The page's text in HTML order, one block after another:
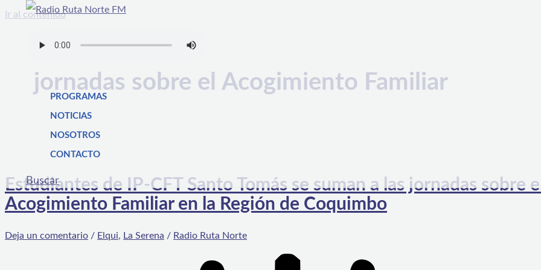
Ir al contenido
PROGRAMAS
NOTICIAS
NOSOTROS
CONTACTO
Buscar
jornadas sobre el Acogimiento Familiar
Estudiantes de IP-CFT Santo Tomás se suman a las jornadas sobre
Acogimiento Familiar en la Región de Coquimbo
Deja un comentario / Elqui, La Serena / Radio Ruta Norte